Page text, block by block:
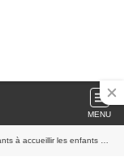
MENU
d'Ukraine dans leurs classes